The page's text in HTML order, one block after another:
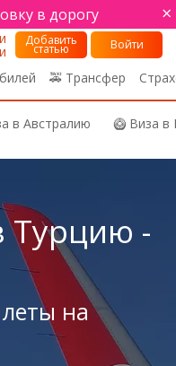
в дорогу ×
🚕 Трансфер
Добавить
статью Войти
в Австралию 🥝 Виза
Турцию -
на